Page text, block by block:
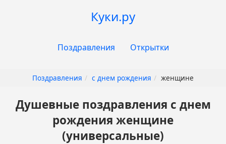
Куки.ру
ОсновнаяПоздравления Открытки
Поздравления с днем рождения женщине
Душевные поздравления с днем
рождения женщине
(универсальные)